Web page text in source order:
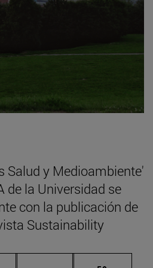
Salud y Medioambiente'
de la Universidad se
con la publicación de
Sustainability